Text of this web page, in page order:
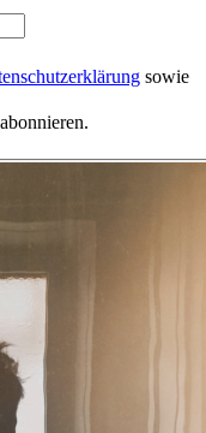
sowie